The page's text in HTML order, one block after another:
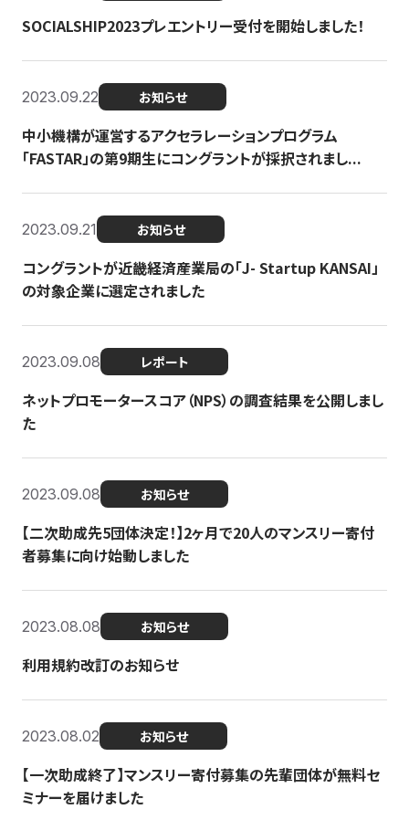
SOCIALSHIP2023プレエントリー受付を開始しました！
2023.09.22 お知らせ
中小機構が運営するアクセラレーションプログラム
「FASTAR」の第9期生にコングラントが採択されまし...
2023.09.21 お知らせ
コングラントが近畿経済産業局の「J- Startup KANSAI」
の対象企業に選定されました
2023.09.08 レポート
ネットプロモータースコア（NPS）の調査結果を公開しまし
た
2023.09.08 お知らせ
【二次助成先5団体決定！】2ヶ月で20人のマンスリー寄付
者募集に向け始動しました
2023.08.08 お知らせ
利用規約改訂のお知らせ
2023.08.02 お知らせ
【一次助成終了】マンスリー寄付募集の先輩団体が無料セ
ミナーを届けました